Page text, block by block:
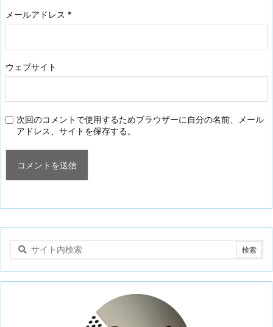
メールアドレス *
ウェブサイト
次回のコメントで使用するためブラウザーに自分の名前、メール
アドレス、サイトを保存する。